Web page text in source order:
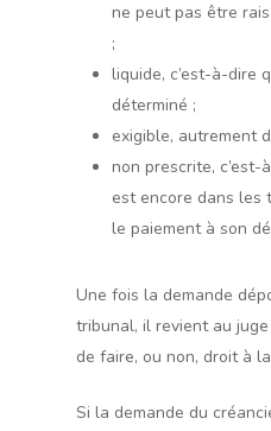
ne peut pas être
;
liquide, c’est-à-dire
déterminé ;
exigible, autrement
non prescrite,
est encore dans les
le paiement à son
Une fois la demande
tribunal, il revient au
de faire, ou non, droit à
Si la demande du